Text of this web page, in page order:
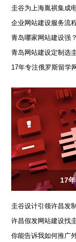
圭谷为上海胤祺集成
企业网站建设服务流
青岛哪家网站建设强
青岛网站建设定制选
17年专注俄罗斯留学
17
圭谷设计引领许昌发
许昌假发网站建设找
你能告诉我如何推广